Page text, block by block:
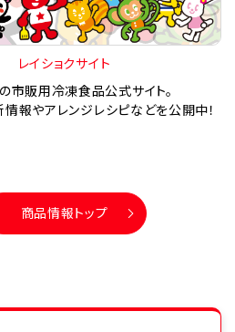
レイショクサイト
市販用冷凍食品公式サイト。
報やアレンジレシピなどを公開中！
商品情報トップ